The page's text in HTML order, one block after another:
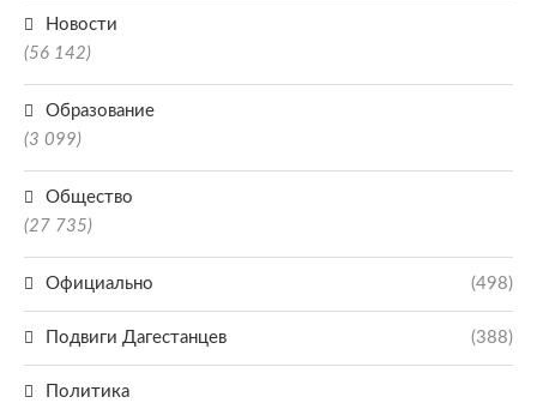
Новости
(56 142)
Образование
(3 099)
Общество
(27 735)
Официально (498)
Подвиги Дагестанцев (388)
Политика